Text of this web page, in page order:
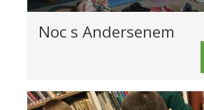
Noc s Andersenem